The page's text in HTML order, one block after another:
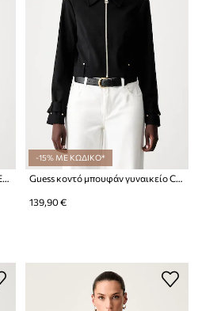
Guess κοντό μπουφάν γυναικείο EDITH
-15% ΜΕ ΚΩΔΙΚΟ*
Guess κοντό μπουφάν γυναικείο CLAUDIE
139,90 €